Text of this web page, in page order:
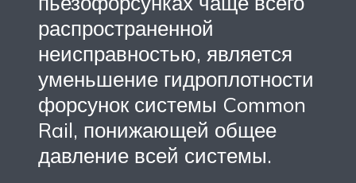
распространенной
неисправностью, является
уменьшение гидроплотности
форсунок системы Common
Rail, понижающей общее
давление всей системы.